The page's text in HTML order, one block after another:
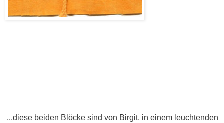
...diese beiden Blöcke sind von Birgit, in einem leuchtenden